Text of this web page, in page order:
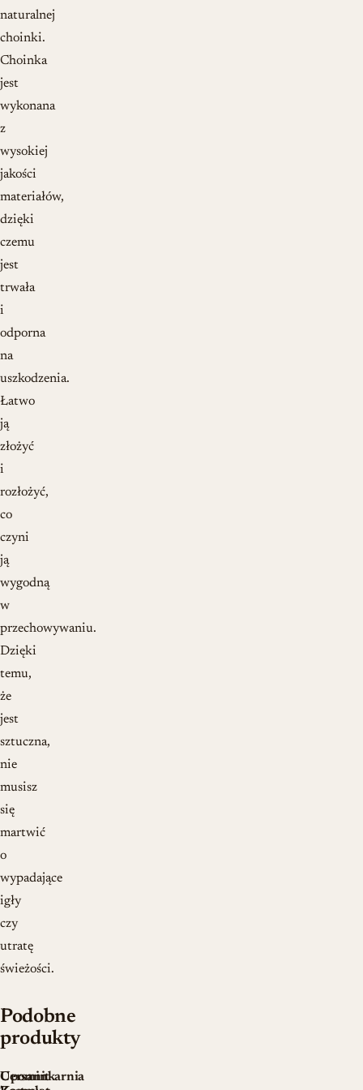
naturalnej
choinki.
Choinka
jest
wykonana
z
wysokiej
jakości
materiałów,
dzięki
czemu
jest
trwała
i
odporna
na
uszkodzenia.
Łatwo
ją
złożyć
i
rozłożyć,
co
czyni
ją
wygodną
w
przechowywaniu.
Dzięki
temu,
że
jest
sztuczna,
nie
musisz
się
martwić
o
wypadające
igły
czy
utratę
świeżości.
Podobne
produkty
Cersanit
Upominkarnia